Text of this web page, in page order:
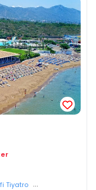
Tiyatro ...